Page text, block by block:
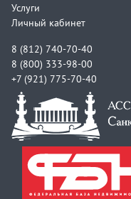
Услуги
Личный кабинет
8 (812) 740-70-40
8 (800) 333-98-00
+7 (921) 775-70-40